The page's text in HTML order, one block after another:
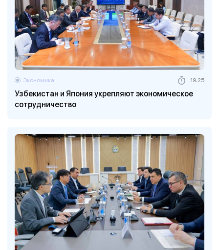
Узбекистан и Япония укрепляют экономическое
сотрудничество
Экономика 19:25